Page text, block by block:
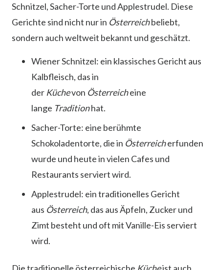
Schnitzel, Sacher-Torte und Applestrudel. Diese
Gerichte sind nicht nur in Österreichbeliebt,
sondern auch weltweit bekannt und geschätzt.
Wiener Schnitzel: ein klassisches Gericht aus
Kalbfleisch, das in
der Küchevon Österreicheine
lange Traditionhat.
Sacher-Torte: eine berühmte
Schokoladentorte, die in Österreicherfunden
wurde und heute in vielen Cafes und
Restaurants serviert wird.
Applestrudel: ein traditionelles Gericht
aus Österreich, das aus Äpfeln, Zucker und
Zimt besteht und oft mit Vanille-Eis serviert
wird.